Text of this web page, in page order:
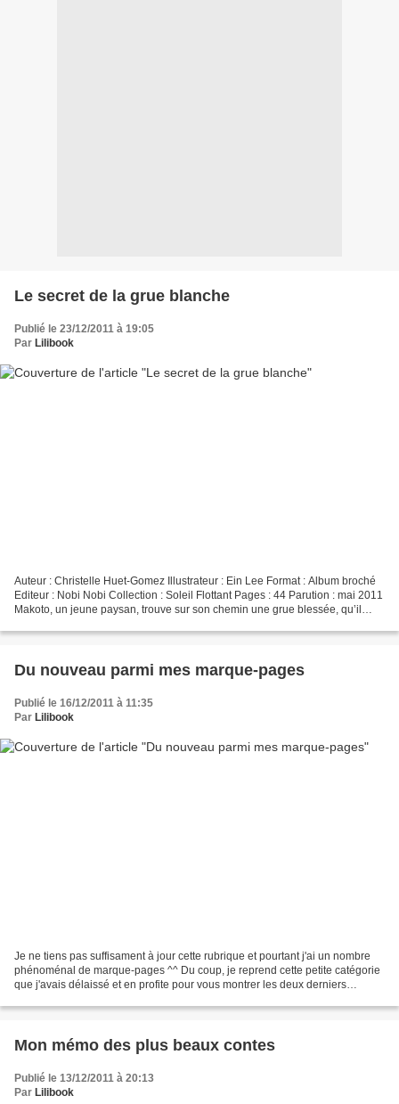
Le secret de la grue blanche
Publié le 23/12/2011 à 19:05
Par Lilibook
Auteur : Christelle Huet-Gomez Illustrateur : Ein Lee Format : Album broché
Editeur : Nobi Nobi Collection : Soleil Flottant Pages : 44 Parution : mai 2011
Makoto, un jeune paysan, trouve sur son chemin une grue blessée, qu’il
Du nouveau parmi mes marque-pages
Publié le 16/12/2011 à 11:35
Par Lilibook
Je ne tiens pas suffisament à jour cette rubrique et pourtant j'ai un nombre
phénoménal de marque-pages ^^ Du coup, je reprend cette petite catégorie
que j'avais délaissé et en profite pour vous montrer les deux derniers
Mon mémo des plus beaux contes
Publié le 13/12/2011 à 20:13
Par Lilibook